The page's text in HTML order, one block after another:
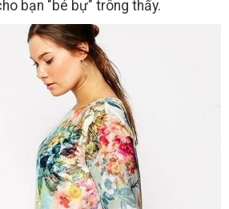
bạn "bé bự" trông thấy.